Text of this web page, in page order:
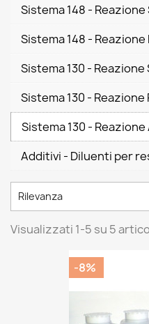
Sistema 148 -
Sistema 148 -
Sistema 130 -
Sistema 130 -
Sistema 130 -
Additivi - Diluenti per
Rilevanza
Visualizzati 1-5 su 5
-8%